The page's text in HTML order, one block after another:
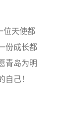
天使都
份成长都
青岛为明
己！